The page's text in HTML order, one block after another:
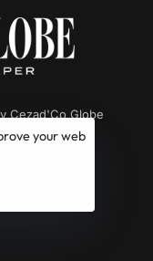
Cezad'Co Globe
your web